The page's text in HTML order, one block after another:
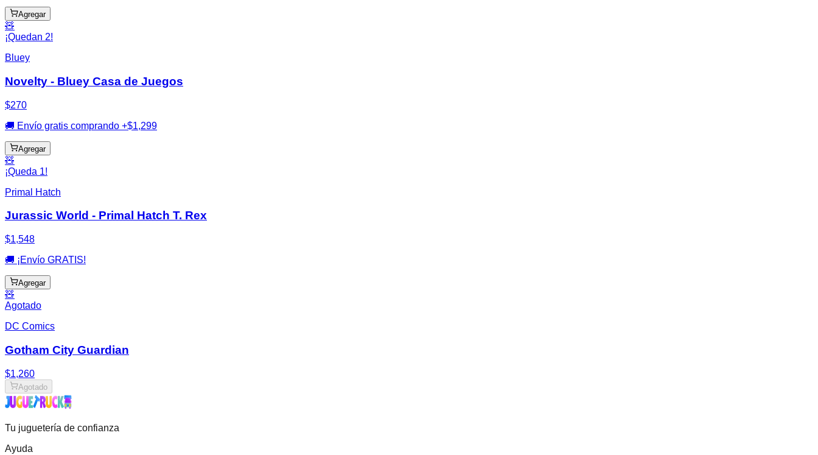
Agregar
🧸
¡Quedan 2!
Bluey
Novelty - Bluey Casa de Juegos
$270
🚚 Envío gratis comprando +$1,299
Agregar
🧸
¡Queda 1!
Primal Hatch
Jurassic World - Primal Hatch T. Rex
$1,548
🚚 ¡Envío GRATIS!
Agregar
🧸
Agotado
DC Comics
Gotham City Guardian
$1,260
Agotado
Tu juguetería de confianza
Ayuda